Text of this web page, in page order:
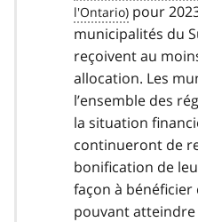
pour
municipalités du
reçoivent au
allocation. Les
l’ensemble des
la situation
continueront de
bonification de
façon à bénéficier
pouvant atteindre